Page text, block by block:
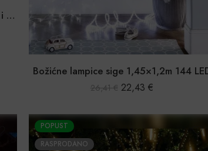
Božićne lampice za bor 25 m 500 LED i za vanjsku upotrebu IP44
Božićne lampice sige 1,45×1,2m 144
26,41€ 22,43 €
POPUST
RASPRODANO